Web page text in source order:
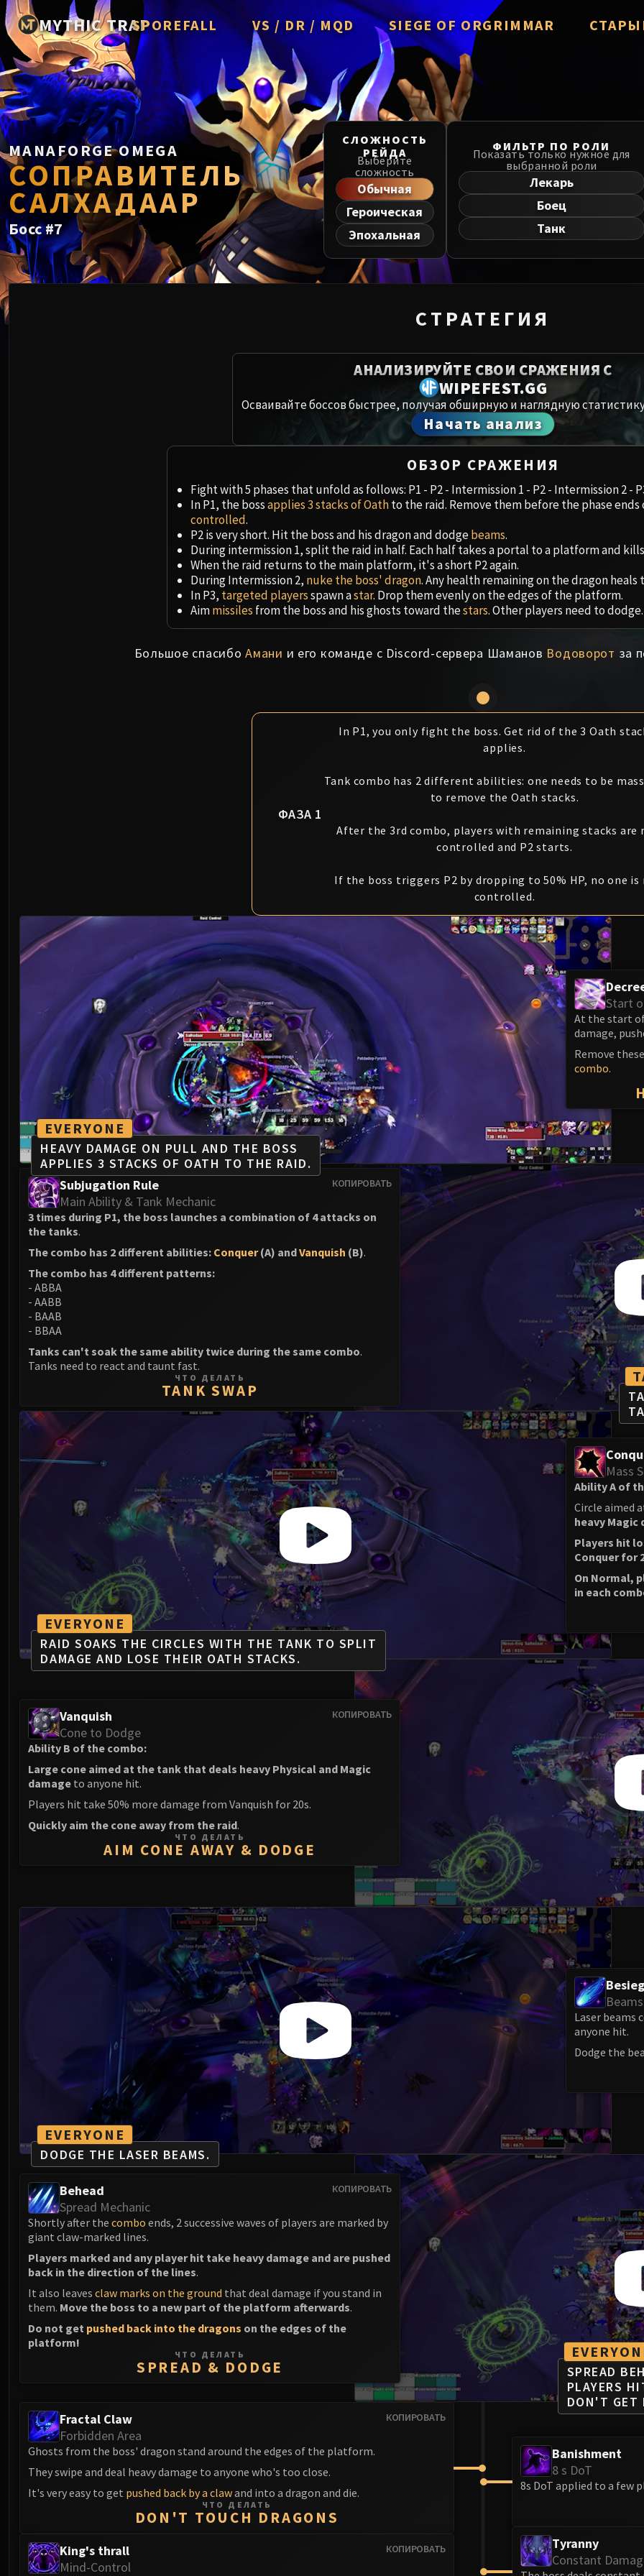
MYTHIC TRAPSPOREFALL
Rotmire
VS / DR / MQD
Imperator Averzian
Vorasius
Vaelgor & Ezzorak
Fallen-King Salhadaar
Lightblinded Vanguard
Crown of the Cosmos
Chimaerus the Undreamt God
Belo'ren, Child of Al'ar
SIEGE OF ORGRIMMAR
Immerseus
Fallen Protectors
Sha of Pride
Galakras
Iron Juggernaut
Kor'kron Dark Shaman
General Nazgrim
Spoils of Pandaria
Thok the Bloodthirsty
Siegecrafter Blackfuse
Paragons of the Klaxxi
Garrosh Hellscream
MSV /
Dragon
Nerub-ar
Ruby
Ульдуар
MANAFORGE OMEGA
СОПРАВИТЕЛЬ
САЛХАДААР
Босс#7
СЛОЖНОСТЬ
РЕЙДА
Выберите
сложность
Обычная
Героическая
Эпохальная
ФИЛЬТР ПО РОЛИ
Показать только нужное для
выбранной роли
Лекарь
Боец
Танк
СТРАТЕГИЯ
АНАЛИЗИРУЙТЕ СВОИ СРАЖЕНИЯ С
WIPEFEST.GG
Осваивайте боссов быстрее, получая обширную и наглядную
Начать анализ
ОБЗОР СРАЖЕНИЯ
Fight with 5 phases that unfold as follows: P1 - P2 - Intermission 1 - P2 - Intermission 2 -
In P1, the bossapplies 3 stacks of Oathto the raid. Remove them before the phase ends
controlled.
P2 is very short. Hit the boss and his dragon and dodgebeams.
During intermission 1, split the raid in half. Each half takes a portal to a platform and
When the raid returns to the main platform, it's a short P2 again.
During Intermission 2, nuke the boss' dragon. Any health remaining on the dragon heals
In P3, targeted playersspawn astar. Drop them evenly on the edges of the platform.
Aimmissiles from the boss and his ghosts toward thestars. Other players need to dodge.
Большое спасибоАмани и его команде с Discord-сервера Шаманов Водоворот за
ФАЗА 1
In P1, you only fight the boss. Get rid of the 3 Oath
applies.
Tank combo has 2 different abilities: one needs to be
to remove the Oath stacks.
After the 3rd combo, players with remaining stacks are
controlled and P2 starts.
If the boss triggers P2 by dropping to 50% HP, no one is
controlled.
EVERYONE
HEAVY DAMAGE ON PULL AND THE BOSS
APPLIES 3 STACKS OF OATH TO THE RAID.
Start
At the start
damage,
Remove
combo.
КОПИРОВАТЬ
Subjugation Rule
Main Ability & Tank Mechanic
3 times during P1, the boss launches a combination of 4 attacks on
the tanks.
The combo has 2 different abilities: Conquer(A) andVanquish (B).
The combo has 4 different patterns:
- ABBA
- AABB
- BAAB
- BBAA
Tanks can't soak the same ability twice during the same combo.
Tanks need to react and taunt fast.
ЧТО ДЕЛАТЬ
TANK SWAP
EVERYONE
RAID SOAKS THE CIRCLES WITH THE TANK TO SPLIT
DAMAGE AND LOSE THEIR OATH STACKS.
Mass
Ability A of
Circle aimed
heavy
Players hit
Conquer for
On Normal,
in each
КОПИРОВАТЬ
Vanquish
Cone to Dodge
Ability B of the combo:
Large cone aimed at the tank that deals heavy Physical and Magic
damage to anyone hit.
Players hit take 50% more damage from Vanquish for 20s.
Quickly aim the cone away from the raid.
ЧТО ДЕЛАТЬ
AIM CONE AWAY & DODGE
EVERYONE
DODGE THE LASER BEAMS.
Laser beams
anyone hit.
Dodge the
SPREAD
PLAYERS
DON'T GET
КОПИРОВАТЬ
Behead
Spread Mechanic
Shortly after the combo ends, 2 successive waves of players are marked by
giant claw-marked lines.
Players marked and any player hit take heavy damage and are pushed
back in the direction of the lines.
It also leaves claw marks on the ground that deal damage if you stand in
them. Move the boss to a new part of the platform afterwards.
Do not get pushed back into the dragons on the edges of the
platform!
ЧТО ДЕЛАТЬ
SPREAD & DODGE
КОПИРОВАТЬ
Fractal Claw
Forbidden Area
Ghosts from the boss' dragon stand around the edges of the platform.
They swipe and deal heavy damage to anyone who's too close.
It's very easy to get pushed back by a clawand into a dragon and die.
ЧТО ДЕЛАТЬ
DON'T TOUCH DRAGONS
КОПИРОВАТЬ
King's thrall
Mind-Control
Banishment
8 s DoT
8s DoT applied to a few
Tyranny
Constant